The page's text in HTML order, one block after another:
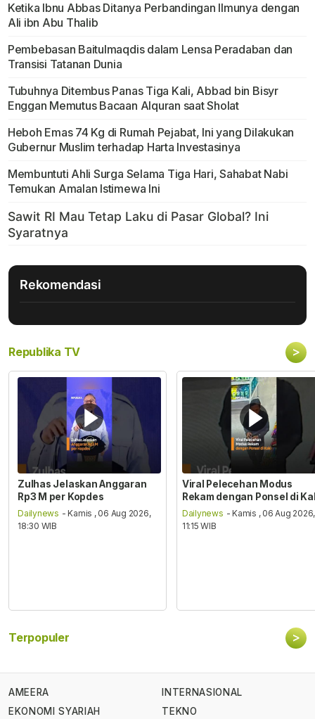
Ketika Ibnu Abbas Ditanya Perbandingan Ilmunya dengan
Ali ibn Abu Thalib
Pembebasan Baitulmaqdis dalam Lensa Peradaban dan
Transisi Tatanan Dunia
Tubuhnya Ditembus Panas Tiga Kali, Abbad bin Bisyr
Enggan Memutus Bacaan Alquran saat Sholat
Heboh Emas 74 Kg di Rumah Pejabat, Ini yang Dilakukan
Gubernur Muslim terhadap Harta Investasinya
Membuntuti Ahli Surga Selama Tiga Hari, Sahabat Nabi
Temukan Amalan Istimewa Ini
Rekomendasi
Republika TV >
Zulhas Jelaskan Anggaran
Rp3 M per Kopdes
Dailynews - Kamis , 06 Aug 2026,
18:30 WIB
Viral Pelecehan Modus
Rekam dengan Ponsel di
Dailynews - Kamis , 06 Aug 2026,
11:15 WIB
Terpopuler >
AMEERA
EKONOMI SYARIAH
INTERNASIONAL
TEKNO